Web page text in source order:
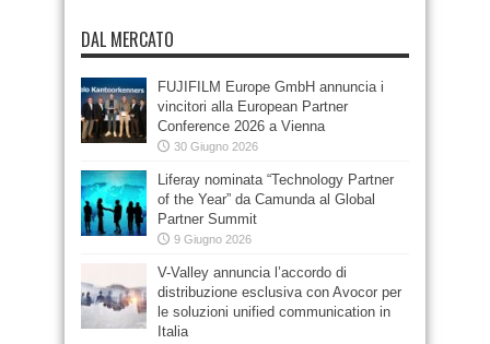
DAL MERCATO
FUJIFILM Europe GmbH annuncia i
vincitori alla European Partner
Conference 2026 a Vienna
30 Giugno 2026
Liferay nominata “Technology Partner
of the Year” da Camunda al Global
Partner Summit
9 Giugno 2026
V-Valley annuncia l’accordo di
distribuzione esclusiva con Avocor per
le soluzioni unified communication in
Italia